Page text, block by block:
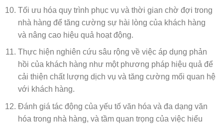
Tối ưu hóa quy trình phục vụ và thời gian chờ đợi trong
nhà hàng để tăng cường sự hài lòng của khách hàng
và nâng cao hiệu quả hoạt động.
Thực hiện nghiên cứu sâu rộng về việc áp dụng phản
hồi của khách hàng như một phương pháp hiệu quả để
cải thiện chất lượng dịch vụ và tăng cường mối quan hệ
với khách hàng.
Đánh giá tác động của yếu tố văn hóa và đa dạng văn
hóa trong nhà hàng, và tầm quan trọng của việc hiểu